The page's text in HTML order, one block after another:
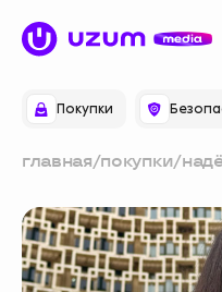
Покупки
главная/покупки/